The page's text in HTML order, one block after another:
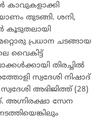
കാവുകളാക്കി
തുടങ്ങി. ശനി,
കൂടുതലായി
പ്രധാന ചടങ്ങായ
വൈകിട്ട്
തിരച്ചിൽ
സ്വദേശി നിഷാദ്
അഭിജിത്ത് (28)
സേന